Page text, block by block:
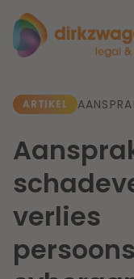
Expertises
Fiscaal
Arbeid &
Lees meer
Artikelen
Klantcases
Events
Specialisten
Over ons
ARTIKEL
verlies